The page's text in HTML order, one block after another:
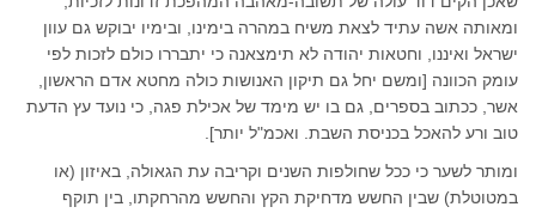
ומאותה אשה עתיד לצאת משיח במהרה בימינו, ובימיו יבוקש גם עוון
ישראל ואיננו, וחטאות יהודה לא תימצאנה כי יתבררו כולם לזכות לפי
עומק הכוונה [ומשם יחל גם תיקון האנושות כולה מחטא אדם הראשון,
אשר, ככתוב בספרים, גם בו יש מימד של אכילת פגה, כי נועד עץ הדעת
טוב ורע להאכל בכניסת השבת. ואכמ"ל יותר].
ומותר לשער כי ככל שחולפות השנים וקריבה עת הגאולה, באיזון (או
במטוטלת) שבין החשש מדחיקת הקץ והחשש מהרחקתו, בין תוקף